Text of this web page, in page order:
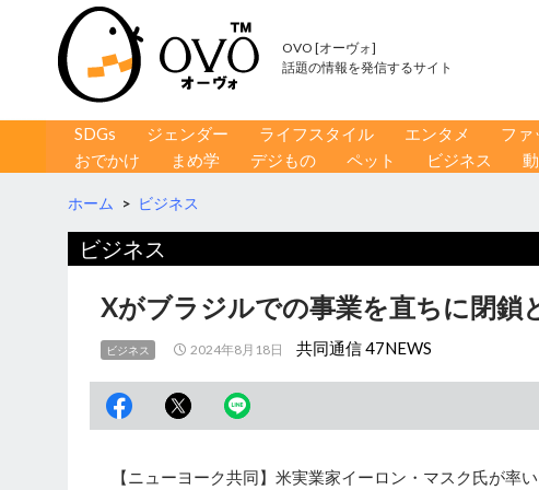
OVO [オーヴォ]
話題の情報を発信するサイト
コンテンツへ移動
SDGs ジェンダー ライフスタイル エンタメ ファ
おでかけ
まめ学 デジもの ペット ビジネス
ホーム > ビジネス
ビジネス
Xがブラジルでの事業を直ちに閉鎖
ビジネス 2024年8月18日 共同通信 47NEWS
【ニューヨーク共同】米実業家イーロン・マスク氏が